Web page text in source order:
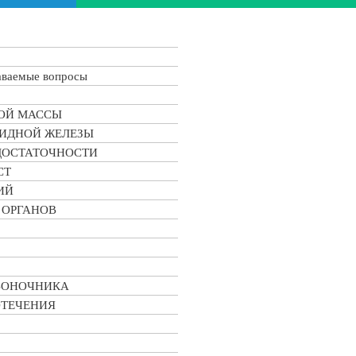
вопросы
МАССЫ
ЖЕЛЕЗЫ